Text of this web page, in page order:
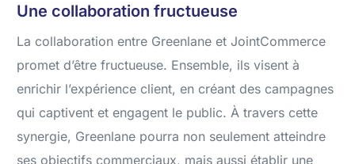
Une collaboration fructueuse
La collaboration entre Greenlane et JointCommerce
promet d’être fructueuse. Ensemble, ils visent à
enrichir l’expérience client, en créant des campagnes
qui captivent et engagent le public. À travers cette
synergie, Greenlane pourra non seulement atteindre
ses objectifs commerciaux, mais aussi établir une